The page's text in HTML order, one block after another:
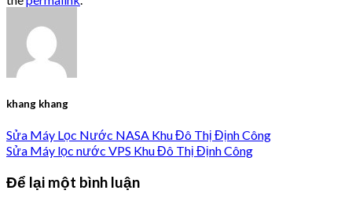
khang khang
Sửa Máy Lọc Nước NASA Khu Đô Thị Định Công
Sửa Máy lọc nước VPS Khu Đô Thị Định Công
Để lại một bình luận